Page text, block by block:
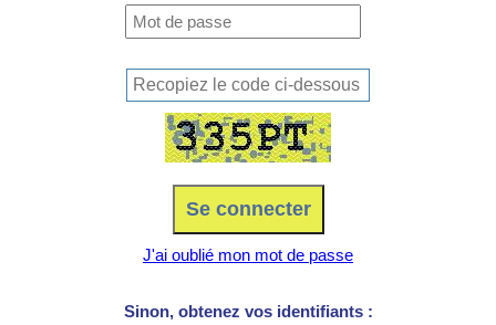
J'ai oublié mon mot de passe
Sinon, obtenez vos identifiants :